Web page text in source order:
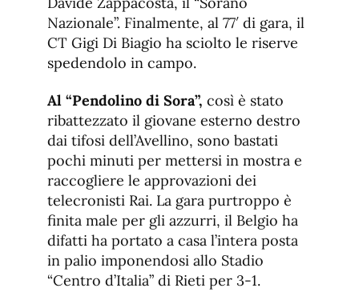
Nazionale”. Finalmente, al 77′ di gara, il
CT Gigi Di Biagio ha sciolto le riserve
spedendolo in campo.
Al “Pendolino di Sora”, così è stato
ribattezzato il giovane esterno destro
dai tifosi dell’Avellino, sono bastati
pochi minuti per mettersi in mostra e
raccogliere le approvazioni dei
telecronisti Rai. La gara purtroppo è
finita male per gli azzurri, il Belgio ha
difatti ha portato a casa l’intera posta
in palio imponendosi allo Stadio
“Centro d’Italia” di Rieti per 3-1.